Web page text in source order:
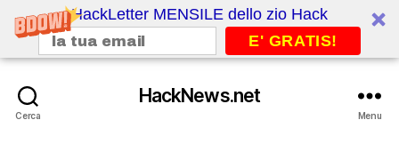
HackLetter MENSILE dello zio Hack
E' GRATIS!
Cerca
HackNews.net
Menu